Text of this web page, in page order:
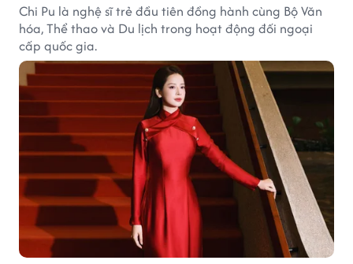
Chi Pu là nghệ sĩ trẻ đầu tiên đồng hành cùng Bộ Văn
hóa, Thể thao và Du lịch trong hoạt động đối ngoại
cấp quốc gia.